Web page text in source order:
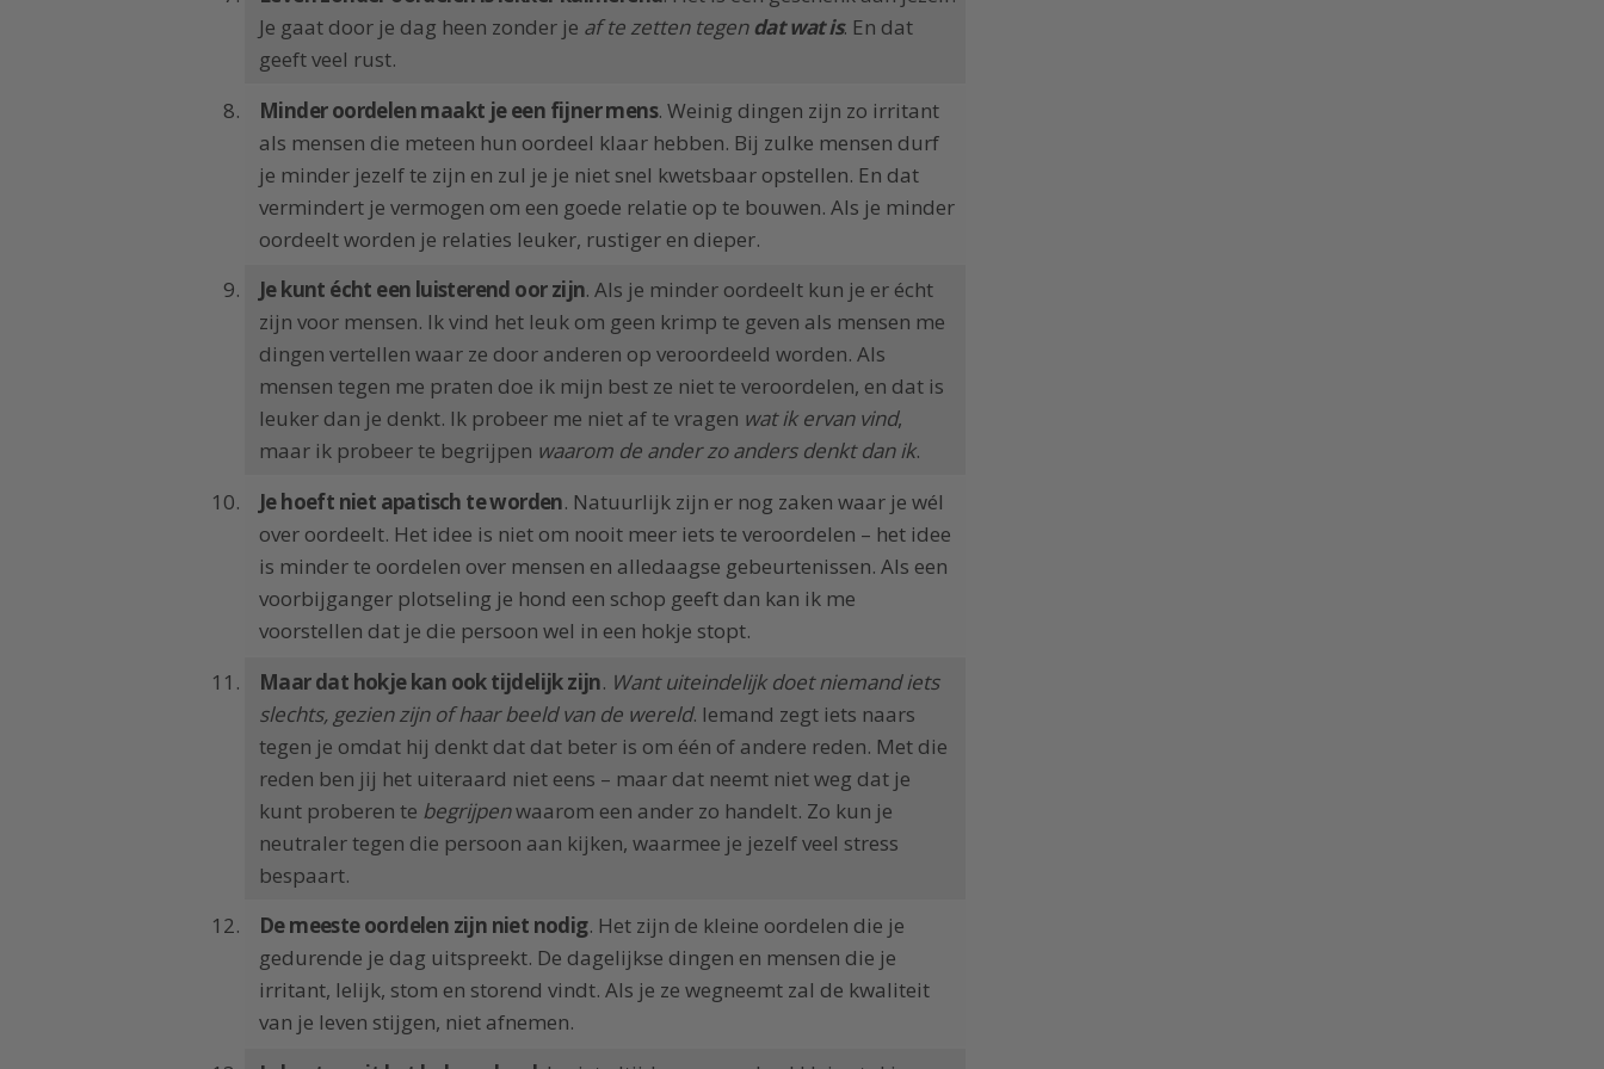
Je gaat door je dag heen zonder je af te zetten tegen dat wat is. En dat
geeft veel rust.
Minder oordelen maakt je een fijner mens. Weinig dingen zijn zo irritant
als mensen die meteen hun oordeel klaar hebben. Bij zulke mensen durf
je minder jezelf te zijn en zul je je niet snel kwetsbaar opstellen. En dat
vermindert je vermogen om een goede relatie op te bouwen. Als je minder
oordeelt worden je relaties leuker, rustiger en dieper.
Je kunt écht een luisterend oor zijn. Als je minder oordeelt kun je er écht
zijn voor mensen. Ik vind het leuk om geen krimp te geven als mensen me
dingen vertellen waar ze door anderen op veroordeeld worden. Als
mensen tegen me praten doe ik mijn best ze niet te veroordelen, en dat is
leuker dan je denkt. Ik probeer me niet af te vragen wat ik ervan vind,
maar ik probeer te begrijpen waarom de ander zo anders denkt dan ik.
Je hoeft niet apatisch te worden. Natuurlijk zijn er nog zaken waar je wél
over oordeelt. Het idee is niet om nooit meer iets te veroordelen – het idee
is minder te oordelen over mensen en alledaagse gebeurtenissen. Als een
voorbijganger plotseling je hond een schop geeft dan kan ik me
voorstellen dat je die persoon wel in een hokje stopt.
Maar dat hokje kan ook tijdelijk zijn. Want uiteindelijk doet niemand iets
slechts, gezien zijn of haar beeld van de wereld. Iemand zegt iets naars
tegen je omdat hij denkt dat dat beter is om één of andere reden. Met die
reden ben jij het uiteraard niet eens – maar dat neemt niet weg dat je
kunt proberen te begrijpenwaarom een ander zo handelt. Zo kun je
neutraler tegen die persoon aan kijken, waarmee je jezelf veel stress
bespaart.
De meeste oordelen zijn niet nodig. Het zijn de kleine oordelen die je
gedurende je dag uitspreekt. De dagelijkse dingen en mensen die je
irritant, lelijk, stom en storend vindt. Als je ze wegneemt zal de kwaliteit
van je leven stijgen, niet afnemen.